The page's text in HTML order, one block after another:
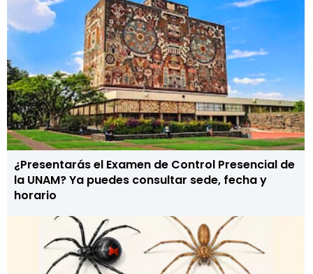
¿Presentarás el Examen de Control Presencial de
la UNAM? Ya puedes consultar sede, fecha y
horario